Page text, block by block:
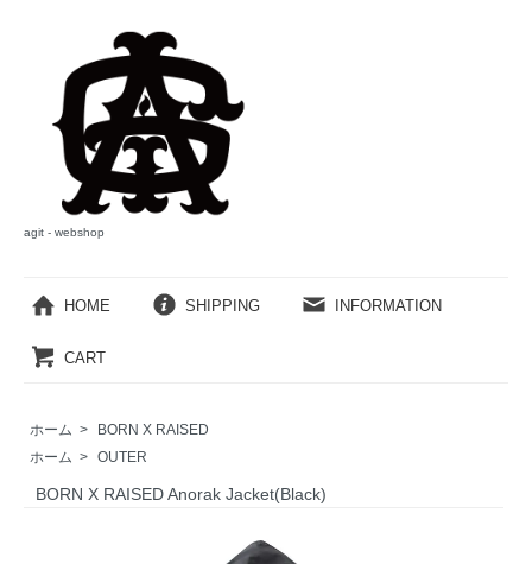
agit - webshop
HOME SHIPPING INFORMATION
CART
ホーム >
BORN X RAISED
ホーム > OUTER
BORN X RAISED Anorak Jacket(Black)